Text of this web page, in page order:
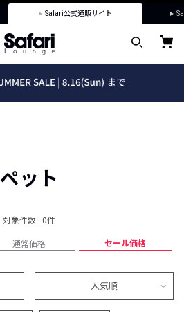
Safari公式通販サイト
ペット
対象件数 : 0件
通常価格 セール価格
人気順